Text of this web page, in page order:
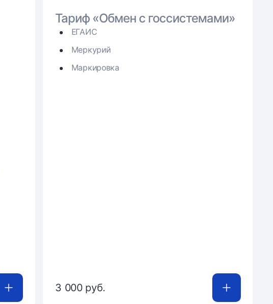
Купить
Тариф «Обмен с госсистемами»
ЕГАИС
Меркурий
Маркировка
3 000 руб. Купить